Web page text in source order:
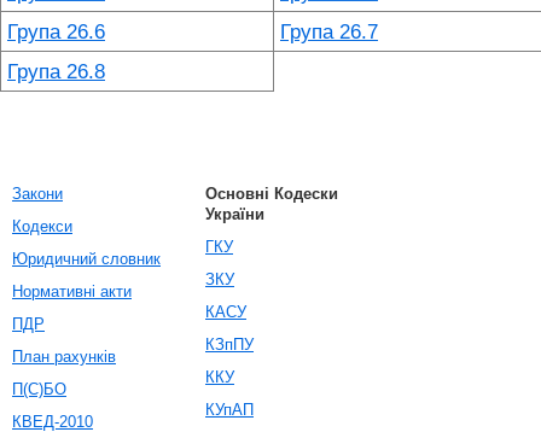
Група 26.6
Група 26.7
Група 26.8
Закони
Кодекси
Юридичний словник
Нормативні акти
ПДР
План рахунків
П(С)БО
КВЕД-2010
Основні Кодески
України
ГКУ
ЗКУ
КАСУ
КЗпПУ
ККУ
КУпАП